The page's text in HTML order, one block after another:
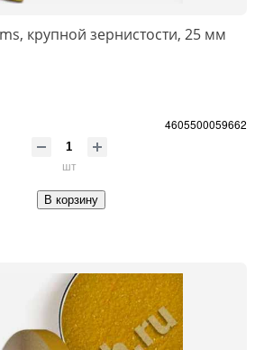
крупной зернистости, 25 мм
4605500059662
шт
В корзину